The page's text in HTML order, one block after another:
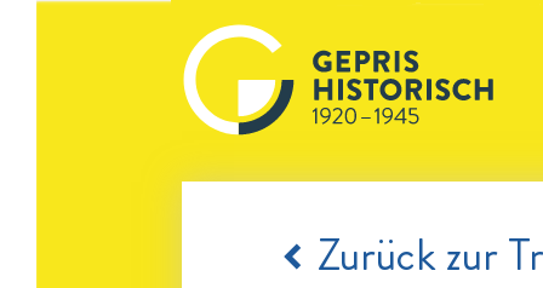
Zurück zur